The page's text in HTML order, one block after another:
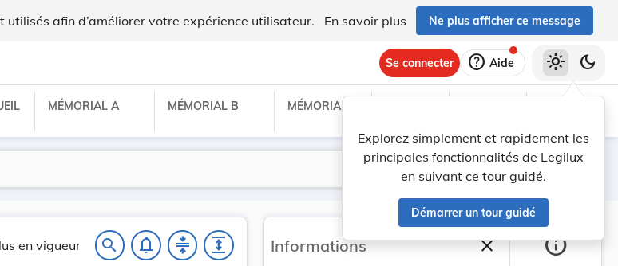
afin d’améliorer votre expérience utilisateur. En savoir plus Ne plus afficher ce message
Se connecter help Aide
Explorez simplement et rapidement les
principales fonctionnalités de Legilux
en suivant ce tour guidé.
Démarrer un tour guidé
light_mode dark_mode
MÉMORIAL A MÉMORIAL B MÉMORIAL C
Lancer la recherche
Filtres
en vigueur search notifications_none compress expand Informations closeFermer la barre
info